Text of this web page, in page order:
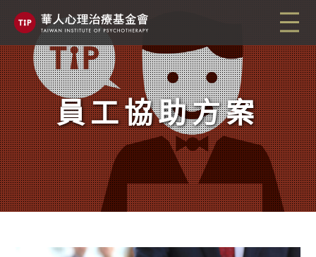
員工協助方案